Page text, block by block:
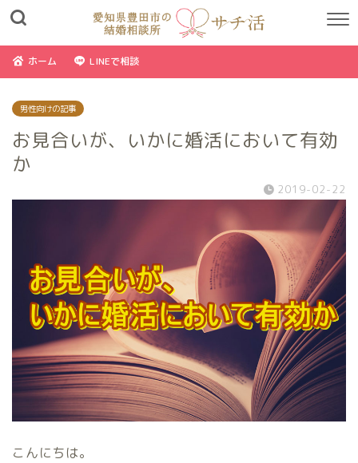
ホーム LINEで相談
男性向けの記事
お見合いが、いかに婚活において有効
か
2019-02-22
こんにちは。